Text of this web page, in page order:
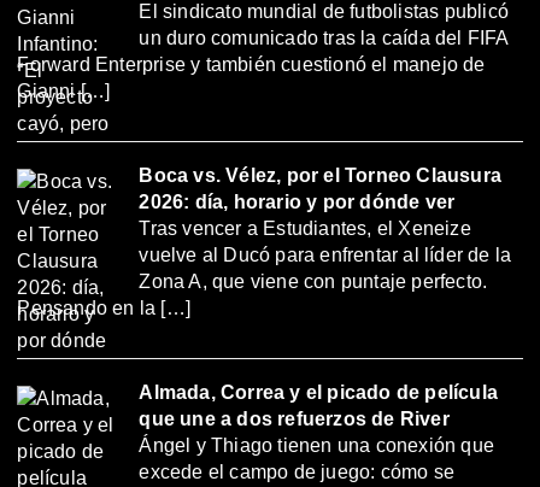
El sindicato mundial de futbolistas publicó
un duro comunicado tras la caída del FIFA
Forward Enterprise y también cuestionó el manejo de
Gianni […]
Boca vs. Vélez, por el Torneo Clausura
2026: día, horario y por dónde ver
Tras vencer a Estudiantes, el Xeneize
vuelve al Ducó para enfrentar al líder de la
Zona A, que viene con puntaje perfecto.
Pensando en la […]
Almada, Correa y el picado de película
que une a dos refuerzos de River
Ángel y Thiago tienen una conexión que
excede el campo de juego: cómo se